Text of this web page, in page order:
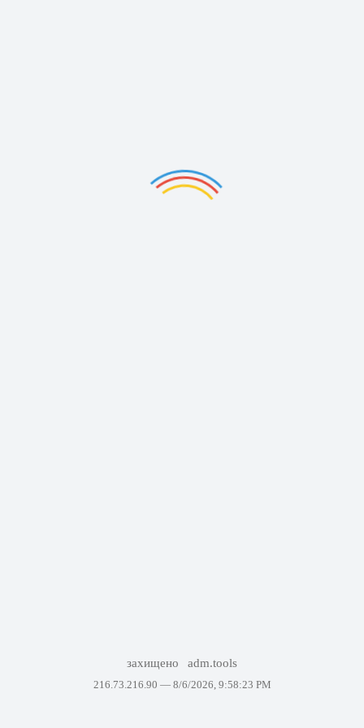
захищено adm.tools
216.73.216.90 — 8/6/2026, 9:58:23 PM